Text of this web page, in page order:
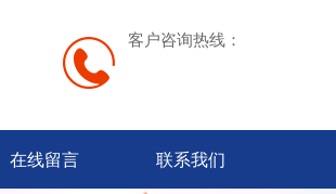
客户咨询热线：
在线留言 联系我们